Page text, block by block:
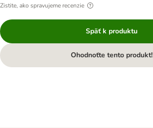
Zistite, ako spravujeme recenzie
Späť k produktu
Ohodnoťte tento produkt!